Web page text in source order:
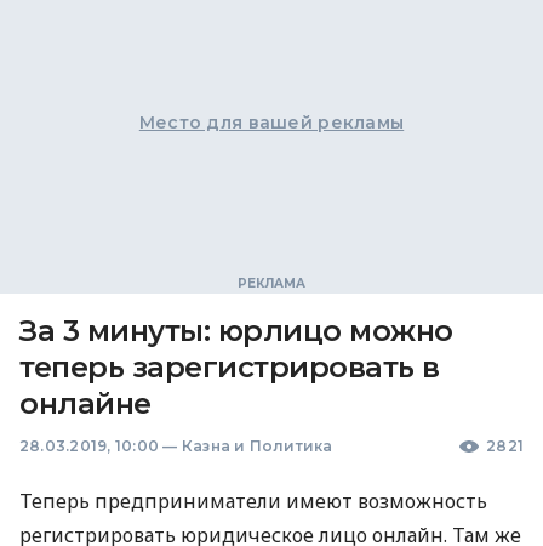
Место для вашей рекламы
За 3 минуты: юрлицо можно
теперь зарегистрировать в
онлайне
28.03.2019, 10:00 — Казна и Политика 2821
Теперь предприниматели имеют возможность
регистрировать юридическое лицо онлайн. Там же